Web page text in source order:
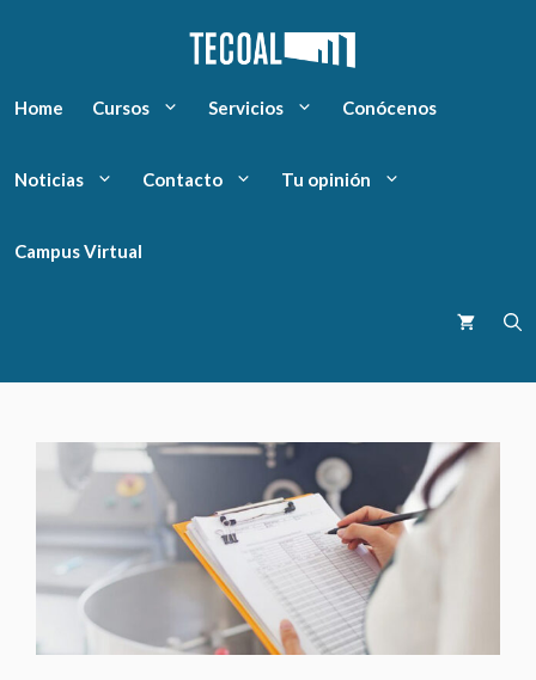
Home Cursos Servicios Conócenos
Noticias Contacto Tu opinión
Campus Virtual